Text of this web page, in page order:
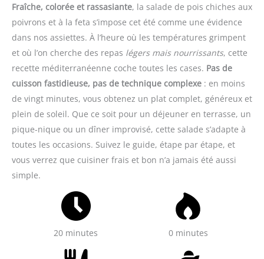
Fraîche, colorée et rassasiante, la salade de pois chiches aux
poivrons et à la feta s’impose cet été comme une évidence
dans nos assiettes. À l’heure où les températures grimpent
et où l’on cherche des repas légers mais nourrissants, cette
recette méditerranéenne coche toutes les cases. Pas de
cuisson fastidieuse, pas de technique complexe : en moins
de vingt minutes, vous obtenez un plat complet, généreux et
plein de soleil. Que ce soit pour un déjeuner en terrasse, un
pique-nique ou un dîner improvisé, cette salade s’adapte à
toutes les occasions. Suivez le guide, étape par étape, et
vous verrez que cuisiner frais et bon n’a jamais été aussi
simple.
20 minutes 0 minutes